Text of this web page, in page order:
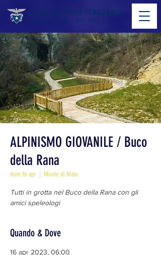
ALPINISMO GIOVANILE / Buco
della Rana
dom 16 apr
  |
Monte di Malo
Tutti in grotta nel Buco della Rana con gli
amici speleologi
Quando & Dove
16 apr 2023, 06:00